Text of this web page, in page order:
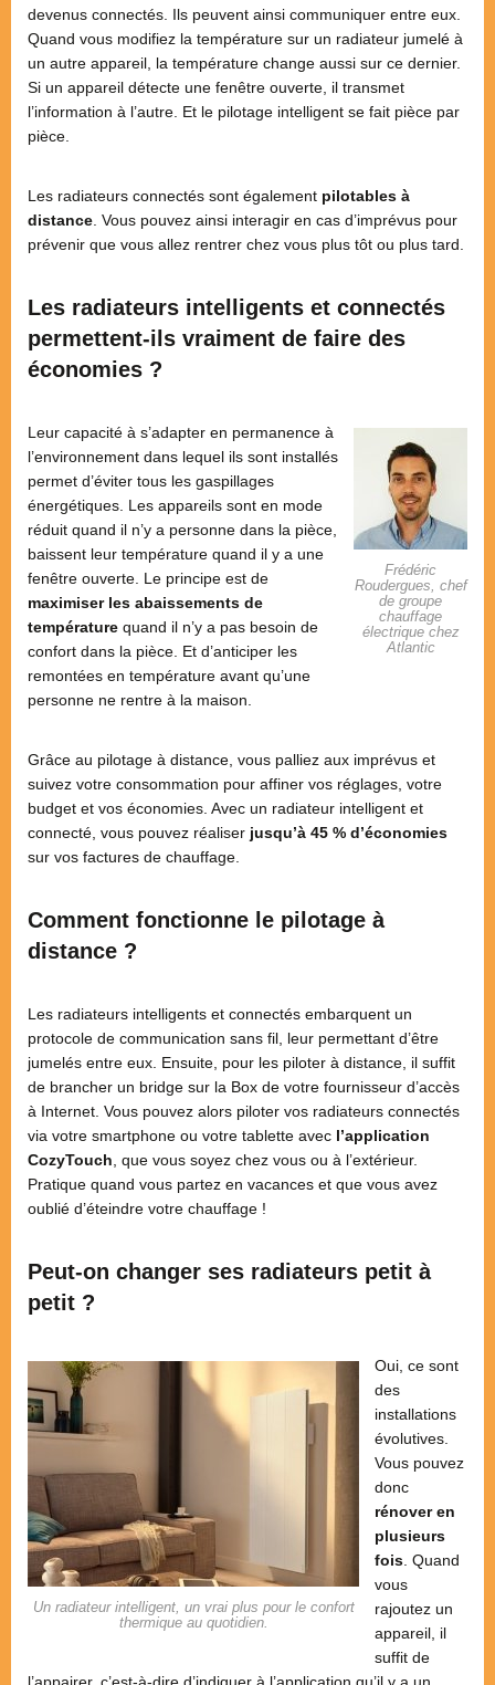
devenus connectés. Ils peuvent ainsi communiquer entre eux.
Quand vous modifiez la température sur un radiateur jumelé à
un autre appareil, la température change aussi sur ce dernier.
Si un appareil détecte une fenêtre ouverte, il transmet
l’information à l’autre. Et le pilotage intelligent se fait pièce par
pièce.
Les radiateurs connectés sont également pilotables à
distance . Vous pouvez ainsi interagir en cas d’imprévus pour
prévenir que vous allez rentrer chez vous plus tôt ou plus tard.
Les radiateurs intelligents et connectés
permettent-ils vraiment de faire des
économies ?
Frédéric
Roudergues, chef
de groupe
chauffage
électrique chez
Atlantic
Leur capacité à s’adapter en permanence à
l’environnement dans lequel ils sont installés
permet d’éviter tous les gaspillages
énergétiques. Les appareils sont en mode
réduit quand il n’y a personne dans la pièce,
baissent leur température quand il y a une
fenêtre ouverte. Le principe est de
maximiser les abaissements de
température quand il n’y a pas besoin de
confort dans la pièce. Et d’anticiper les
remontées en température avant qu’une
personne ne rentre à la maison.
Grâce au pilotage à distance, vous palliez aux imprévus et
suivez votre consommation pour affiner vos réglages, votre
budget et vos économies. Avec un radiateur intelligent et
connecté, vous pouvez réaliser jusqu’à 45 % d’économies
sur vos factures de chauffage.
Comment fonctionne le pilotage à
distance ?
Les radiateurs intelligents et connectés embarquent un
protocole de communication sans fil, leur permettant d’être
jumelés entre eux. Ensuite, pour les piloter à distance, il suffit
de brancher un bridge sur la Box de votre fournisseur d’accès
à Internet. Vous pouvez alors piloter vos radiateurs connectés
via votre smartphone ou votre tablette avec l’application
CozyTouch , que vous soyez chez vous ou à l’extérieur.
Pratique quand vous partez en vacances et que vous avez
oublié d’éteindre votre chauffage !
Peut-on changer ses radiateurs petit à
petit ?
Un radiateur intelligent, un vrai plus pour le confort
thermique au quotidien.
Oui, ce sont
des
installations
évolutives.
Vous pouvez
donc
rénover en
plusieurs
fois . Quand
vous
rajoutez un
appareil, il
suffit de